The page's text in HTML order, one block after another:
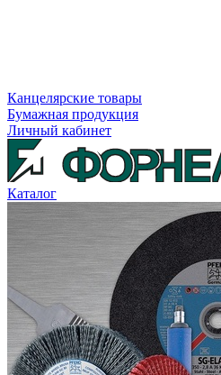
Канцелярские товары
Бумажная продукция
Личный кабинет
Каталог